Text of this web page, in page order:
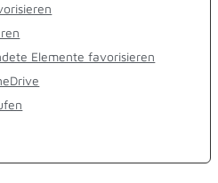
Elemente favorisieren